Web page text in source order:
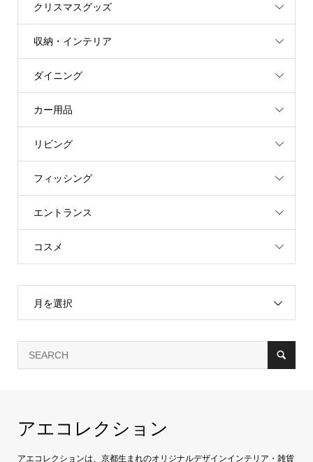
クリスマスグッズ
収納・インテリア
ダイニング
カー用品
リビング
フィッシング
エントランス
コスメ
月を選択
アエコレクション
アエコレクションは、京都生まれのオリジナルデザインインテリア・雑貨